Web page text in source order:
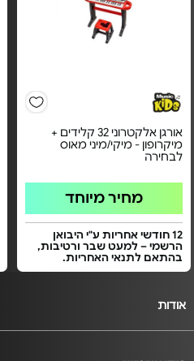
אורגן אלקטרוני 32 קלידים +
מיקרופון - מיקי/מיני מאוס
לבחירה
מחיר מיוחד
12 חודשי אחריות ע"י היבואן
הרשמי – למעט שבר ורטיבות,
בהתאם לתנאי האחריות.
אודות